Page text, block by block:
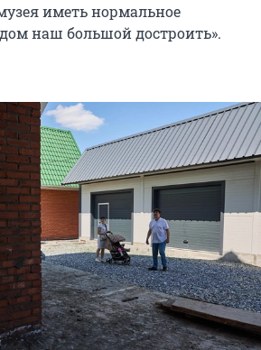
иметь нормальное
наш большой достроить».